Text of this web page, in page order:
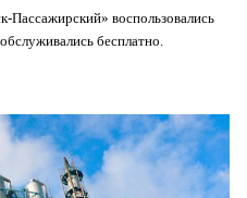
воспользовались
бесплатно.